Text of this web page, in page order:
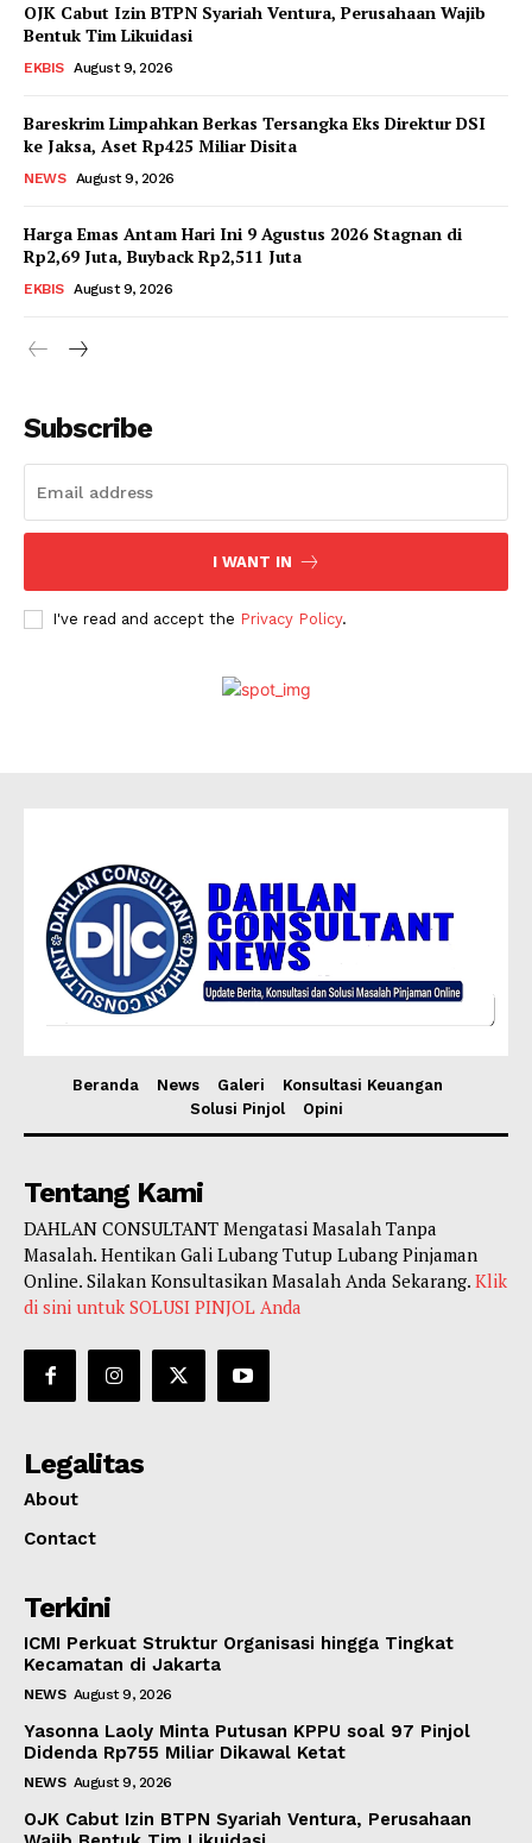
SUBSCRIBE NOW
About
OJK Cabut Izin BTPN Syariah Ventura, Perusahaan Wajib
Bentuk Tim Likuidasi
EKBIS August 9, 2026
Bareskrim Limpahkan Berkas Tersangka Eks Direktur DSI
ke Jaksa, Aset Rp425 Miliar Disita
NEWS August 9, 2026
Harga Emas Antam Hari Ini 9 Agustus 2026 Stagnan di
Rp2,69 Juta, Buyback Rp2,511 Juta
EKBIS August 9, 2026
Subscribe
I WANT IN
I've read and accept the Privacy Policy.
Beranda News Galeri
Konsultasi Keuangan
Solusi Pinjol
Opini
Tentang Kami
DAHLAN CONSULTANT Mengatasi Masalah Tanpa
Masalah. Hentikan Gali Lubang Tutup Lubang Pinjaman
Online. Silakan Konsultasikan Masalah Anda Sekarang. Klik
di sini untuk SOLUSI PINJOL Anda
Legalitas
About
Contact
Terkini
ICMI Perkuat Struktur Organisasi hingga Tingkat
Kecamatan di Jakarta
NEWS August 9, 2026
Yasonna Laoly Minta Putusan KPPU soal 97 Pinjol
Didenda Rp755 Miliar Dikawal Ketat
NEWS August 9, 2026
OJK Cabut Izin BTPN Syariah Ventura, Perusahaan